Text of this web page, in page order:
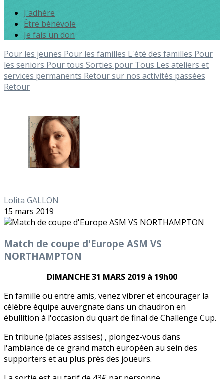
J'adhère
Être bénévole
Je fais un don
Pour les jeunes Pour les familles L'été des familles Pour
les seniors Pour tous Sorties pour Tous Les ateliers et
services permanents Retour sur nos activités passées
Retour
Lolita GALLON
15 mars 2019
Match de coupe d'Europe ASM VS
NORTHAMPTON
DIMANCHE 31 MARS 2019 à 19h00
En famille ou entre amis, venez vibrer et encourager la
célèbre équipe auvergnate dans un chaudron en
ébullition à l'occasion du quart de final de Challenge Cup.
En tribune (places assises) , plongez-vous dans
l'ambiance de ce grand match européen au sein des
supporters et au plus près des joueurs.